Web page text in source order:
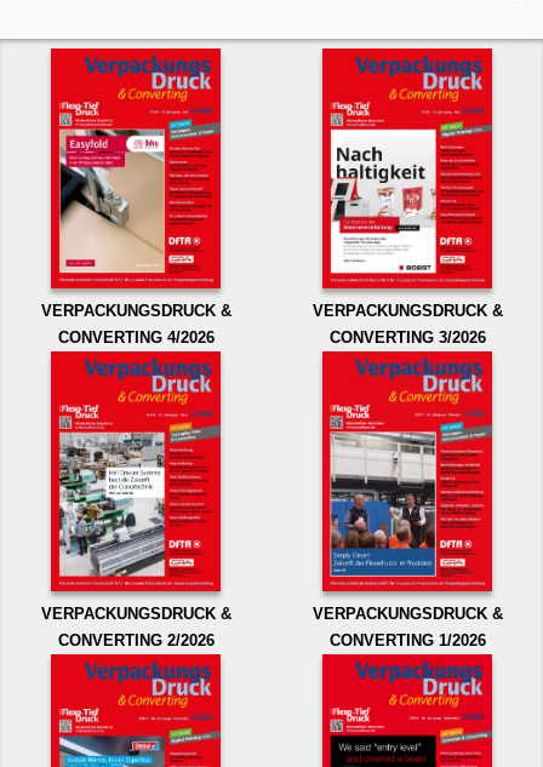
VERPACKUNGSDRUCK &
CONVERTING 4/2026
VERPACKUNGSDRUCK &
CONVERTING 3/2026
VERPACKUNGSDRUCK &
CONVERTING 2/2026
VERPACKUNGSDRUCK &
CONVERTING 1/2026